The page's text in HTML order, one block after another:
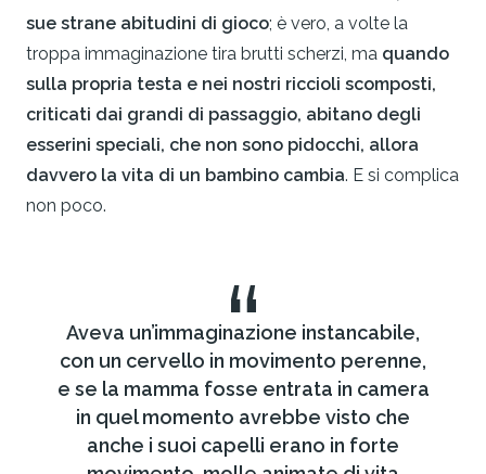
sue strane abitudini di gioco; è vero, a volte la
troppa immaginazione tira brutti scherzi, ma quando
sulla propria testa e nei nostri riccioli scomposti,
criticati dai grandi di passaggio, abitano degli
esserini speciali, che non sono pidocchi, allora
davvero la vita di un bambino cambia. E si complica
non poco.
“
Aveva un’immaginazione instancabile,
con un cervello in movimento perenne,
e se la mamma fosse entrata in camera
in quel momento avrebbe visto che
anche i suoi capelli erano in forte